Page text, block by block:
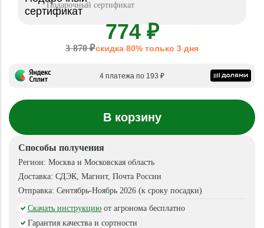
Подарочный сертификат
774 ₽
3 870 ₽скидка 80% только 3 дня
4 платежа по 193 ₽
В корзину
Способы получения
Регион: Москва и Московская область
Доставка: СДЭК, Магнит, Почта России
Отправка: Сентябрь-Ноябрь 2026 (к сроку посадки)
Скачать инструкцию от агронома бесплатно
Гарантия качества и сортности